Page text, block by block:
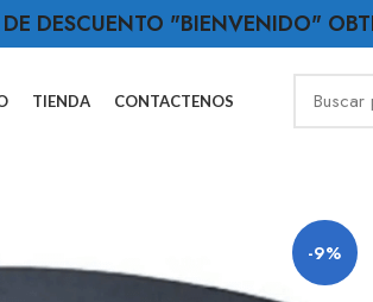
TIENDA CONTACTENOS
-9%
DESCUENTO "BIENVENIDO"